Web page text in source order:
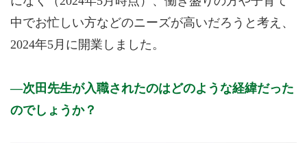
中でお忙しい方などのニーズが高いだろうと考え、
2024年5月に開業しました。
次田先生が入職されたのはどのような経緯だった
のでしょうか？